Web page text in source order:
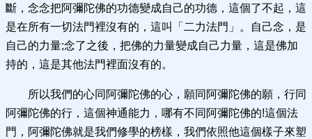
斷，念念把阿彌陀佛的功德變成自己的功德，這個了不起，這
是在所有一切法門裡沒有的，這叫「二力法門」。自己念，是
自己的力量;念了之後，把佛的力量變成自己力量，這是佛加
持的，這是其他法門裡面沒有的。
所以我們的心同阿彌陀佛的心，願同阿彌陀佛的願，行同
阿彌陀佛的行，這個神通能力，哪有不同阿彌陀佛的!這個法
門，阿彌陀佛就是我們修學的榜樣，我們依照他這個樣子來塑